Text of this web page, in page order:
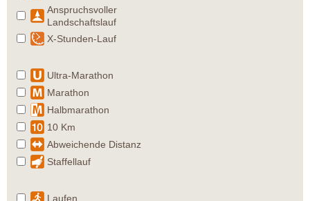
Anspruchsvoller
Landschaftslauf
X-Stunden-Lauf
Ultra-Marathon
Marathon
Halbmarathon
10 Km
Abweichende Distanz
Staffellauf
Laufen